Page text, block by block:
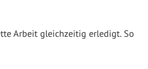
Arbeit gleichzeitig erledigt. So